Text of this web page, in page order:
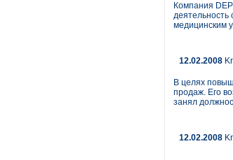
Компания
медицинским
12.02.2008
В целях
продаж. Его
занял
12.02.2008